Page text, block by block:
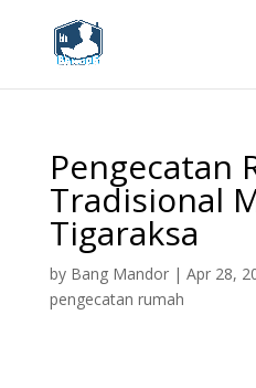
Pengecatan
Tradisional
Tigaraksa
by Bang Mandor| Apr 28,
pengecatan rumah